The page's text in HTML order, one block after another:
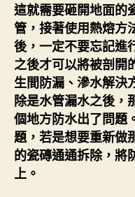
這就需要砸開地面的
管，接著使用熱熔方
後，一定不要忘記進
之後才可以將被剖開
生間防漏、滲水解決
除是水管漏水之後，
個地方防水出了問題
題，若是想要重新做
的瓷磚通通拆除，將
上。